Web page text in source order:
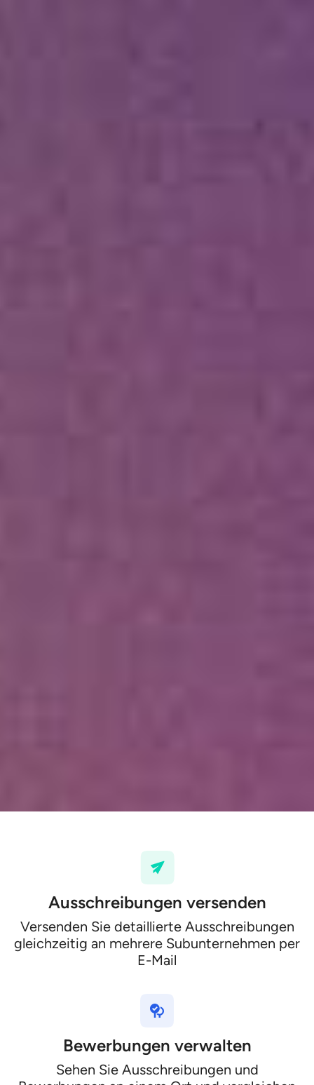
Ausschreibungen versenden
Versenden Sie detaillierte Ausschreibungen
gleichzeitig an mehrere Subunternehmen per
E-Mail
Bewerbungen verwalten
Sehen Sie Ausschreibungen und